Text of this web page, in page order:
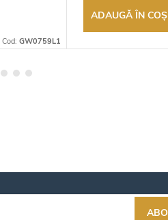
Cod: GW0759L1
ADAUGĂ ÎN COŞ